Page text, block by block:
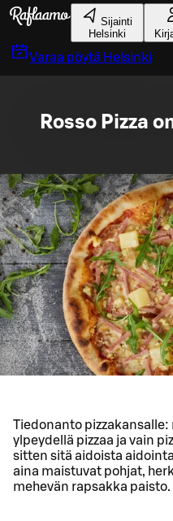
Siirry pääsisältöön
Sijainti
Helsinki
Varaa pöytä Helsinki
Rosso Pizza
Tiedonanto
ylpeydellä pizzaa ja vain
sitten sitä aidoista
aina maistuvat pohjat,
mehevän rapsakka paisto.